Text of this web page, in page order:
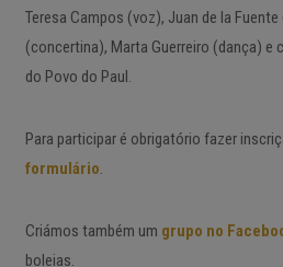
Teresa Campos (voz), Juan de la
(concertina), Marta Guerreiro (dança) e
do Povo do Paul.
Para participar é obrigatório fazer
formulário.
Criámos também um grupo no
boleias.